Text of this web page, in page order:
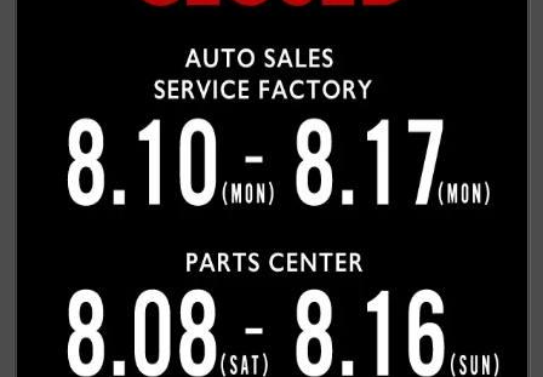
希望連絡方法 必須
電話
ご質問内容